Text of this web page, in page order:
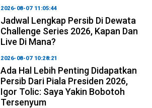
2026-08-07 11:05:44
Jadwal Lengkap Persib Di Dewata
Challenge Series 2026, Kapan Dan
Live Di Mana?
2026-08-07 10:28:21
Ada Hal Lebih Penting Didapatkan
Persib Dari Piala Presiden 2026,
Igor Tolic: Saya Yakin Bobotoh
Tersenyum